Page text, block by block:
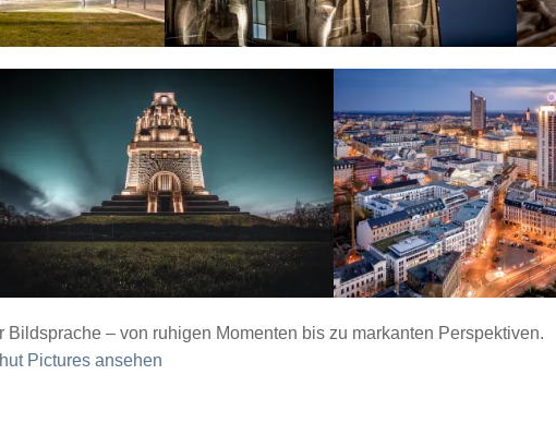
Bildsprache – von ruhigen Momenten bis zu markanten Perspektiven.
Pictures ansehen